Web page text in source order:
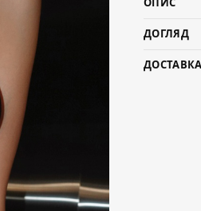
ДОГЛЯД